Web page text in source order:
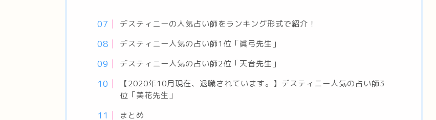
デスティニーの人気占い師をランキング形式で紹介！
デスティニー人気の占い師1位「眞弓先生」
デスティニー人気の占い師2位「天音先生」
【2020年10月現在、退職されています。】デスティニー人気の占い師3
位「美花先生」
まとめ